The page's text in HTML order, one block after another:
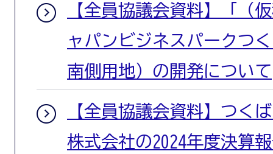
【全員協議会資料】「（
ャパンビジネスパークつ
南側用地）の開発について
【全員協議会資料】つく
株式会社の2024年度決算